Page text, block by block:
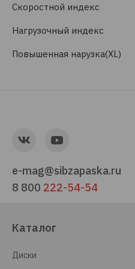
Скоростной индекс
Нагрузочный индекс
Повышенная нарузка(XL)
e-mag@sibzapaska.ru
8 800 222-54-54
Каталог
Диски